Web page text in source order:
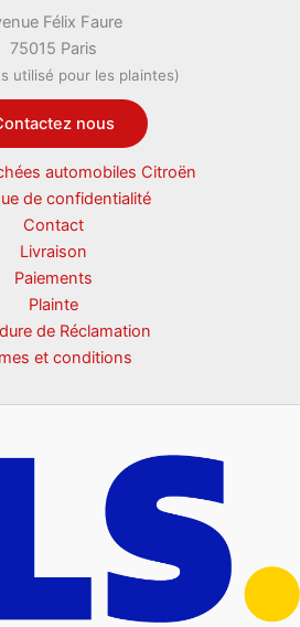
Félix Faure
75015 Paris
utilisé pour les plaintes)
nous
automobiles Citroën
de confidentialité
Contact
Livraison
Paiements
Plainte
de Réclamation
et conditions